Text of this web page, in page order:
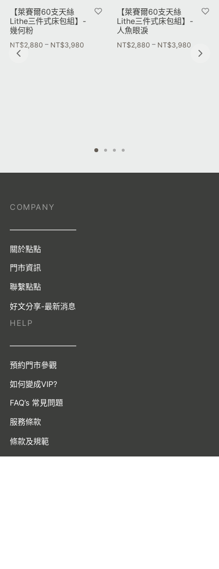
【萊賽爾60支天絲
Lithe三件式床包組】-
幾何粉
NT$2,880 – NT$3,980
【萊賽爾60支天絲
Lithe三件式床包組】-
人魚眼淚
NT$2,880 – NT$3,980
HELP
————————–
預約門市參觀
如何變成VIP?
FAQ’s 常見問題
服務條款
條款及規範
COMPANY
————————–
關於點點
門市資訊
聯繫點點
好文分享-最新消息